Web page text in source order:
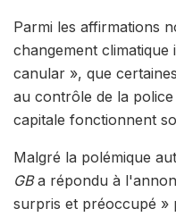
Parmi les affirmations
changement climatique
canular », que
au contrôle de la
capitale fonctionnent
Malgré la polémique
GBa répondu à
surpris et préoccupé »